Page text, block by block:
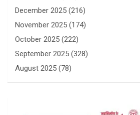
December 2025 (216)
November 2025 (174)
October 2025 (222)
September 2025 (328)
August 2025 (78)